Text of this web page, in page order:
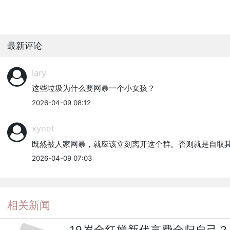
最新评论
lary
这些垃圾为什么要网暴一个小女孩？
2026-04-09 08:12
xynet
既然被人家网暴，就应该立刻离开这个群。否则就是自取其
2026-04-09 07:03
相关新闻